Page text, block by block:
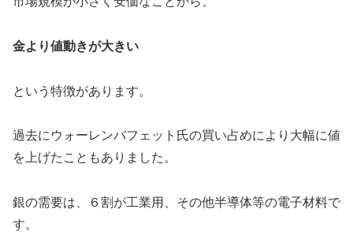
金より値動きが大きい
という特徴があります。
過去にウォーレンバフェット氏の買い占めにより大幅に値
を上げたこともありました。
銀の需要は、６割が工業用、その他半導体等の電子材料で
す。